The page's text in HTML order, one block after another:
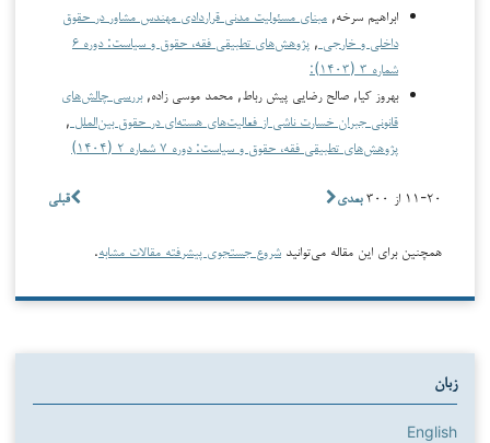
ابراهیم سرخه, مبنای مسئولیت مدنی قراردادی مهندس مشاور در حقوق
داخلی و خارجی ,
پژوهش‌های تطبیقی فقه، حقوق و سیاست: دوره ۶
شماره ۳ (۱۴۰۳):
بهروز کیا, صالح رضایی پیش رباط, محمد موسی زاده,بررسی چالش‌های
قانونی جبران خسارت ناشی از فعالیت‌های هسته‌ای در حقوق بین‌الملل ,
پژوهش‌های تطبیقی فقه، حقوق و سیاست: دوره ۷ شماره ۲ (۱۴۰۴)
قبلی ۱۱-۲۰ از ۳۰۰ بعدی
همچنین برای این مقاله می‌توانید شروع جستجوی پیشرفته مقالات مشابه.
زبان
English